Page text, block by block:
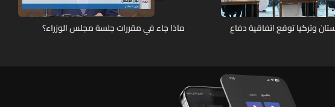
وتركيا توقع اتفاقية دفاع
ماذا جاء في مقررات جلسة مجلس الوزراء؟